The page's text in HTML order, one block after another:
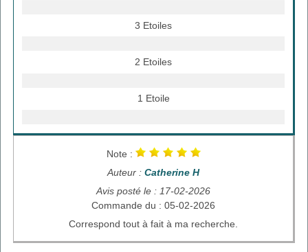
3 Etoiles
2 Etoiles
1 Etoile
Note :
Auteur : Catherine H
Avis posté le : 17-02-2026
Commande du : 05-02-2026
Correspond tout à fait à ma recherche.